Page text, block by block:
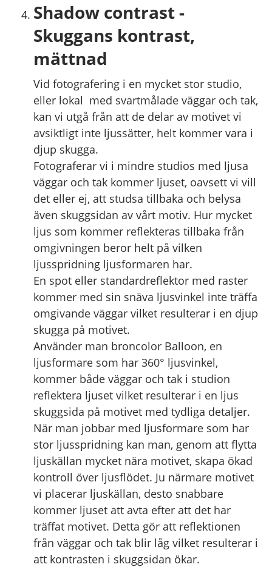
Shadow contrast -
Skuggans kontrast,
mättnad
Vid fotografering i en mycket stor studio,
eller lokal med svartmålade väggar och tak,
kan vi utgå från att de delar av motivet vi
avsiktligt inte ljussätter, helt kommer vara i
djup skugga.
Fotograferar vi i mindre studios med ljusa
väggar och tak kommer ljuset, oavsett vi vill
det eller ej, att studsa tillbaka och belysa
även skuggsidan av vårt motiv. Hur mycket
ljus som kommer reflekteras tillbaka från
omgivningen beror helt på vilken
ljusspridning ljusformaren har.
En spot eller standardreflektor med raster
kommer med sin snäva ljusvinkel inte träffa
omgivande väggar vilket resulterar i en djup
skugga på motivet.
Använder man broncolor Balloon, en
ljusformare som har 360° ljusvinkel,
kommer både väggar och tak i studion
reflektera ljuset vilket resulterar i en ljus
skuggsida på motivet med tydliga detaljer.
När man jobbar med ljusformare som har
stor ljusspridning kan man, genom att flytta
ljuskällan mycket nära motivet, skapa ökad
kontroll över ljusflödet. Ju närmare motivet
vi placerar ljuskällan, desto snabbare
kommer ljuset att avta efter att det har
träffat motivet. Detta gör att reflektionen
från väggar och tak blir låg vilket resulterar i
att kontrasten i skuggsidan ökar.